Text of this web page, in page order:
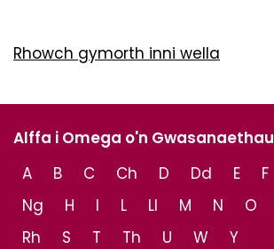
Rhowch gymorth inni wella
Alffa i Omega o'n Gwasanaethau
A
B C Ch D Dd E F
Ng
H I L Ll M N O
Rh
S T Th U W Y